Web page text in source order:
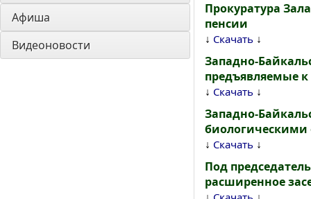
Афиша
Видеоновости
Прокуратура
пенсии
↓ Скачать ↓
Западно-
предъявляемые к
↓ Скачать ↓
Западно-
↓ Скачать ↓
Под
расширенное